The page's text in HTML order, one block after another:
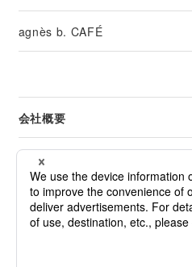
agnès b. CAFÉ
会社概要
リーガル
カスタマーサービス